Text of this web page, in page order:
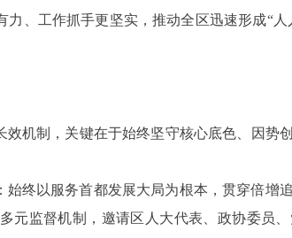
力、工作抓手更坚实，推动全区迅速形成“人
效机制，关键在于始终坚守核心底色、因势
始终以服务首都发展大局为根本，贯穿倍增
元监督机制，邀请区人大代表、政协委员